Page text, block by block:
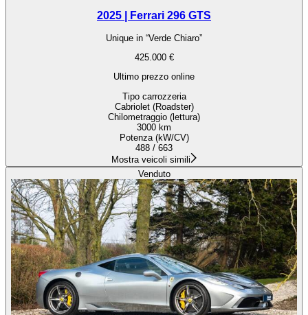
2025 | Ferrari 296 GTS
Unique in “Verde Chiaro”
425.000 €
Ultimo prezzo online
Tipo carrozzeria
Cabriolet (Roadster)
Chilometraggio (lettura)
3000 km
Potenza (kW/CV)
488 / 663
Mostra veicoli simili
Venduto